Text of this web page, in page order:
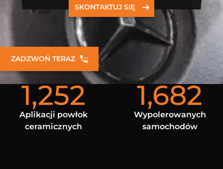
SKONTAKTUJ SIĘ
ZADZWOŃ TERAZ
1,252
Aplikacji powłok
ceramicznych
1,682
Wypolerowanych
samochodów